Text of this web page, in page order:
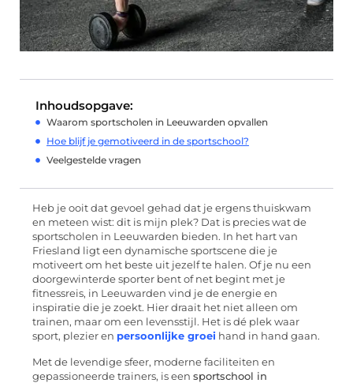
Inhoudsopgave:
Waarom sportscholen in Leeuwarden opvallen
Hoe blijf je gemotiveerd in de sportschool?
Veelgestelde vragen
Heb je ooit dat gevoel gehad dat je ergens thuiskwam
en meteen wist: dit is mijn plek? Dat is precies wat de
sportscholen in Leeuwarden bieden. In het hart van
Friesland ligt een dynamische sportscene die je
motiveert om het beste uit jezelf te halen. Of je nu een
doorgewinterde sporter bent of net begint met je
fitnessreis, in Leeuwarden vind je de energie en
inspiratie die je zoekt. Hier draait het niet alleen om
trainen, maar om een levensstijl. Het is dé plek waar
sport, plezier en persoonlijke groei hand in hand gaan.
Met de levendige sfeer, moderne faciliteiten en
gepassioneerde trainers, is een sportschool in